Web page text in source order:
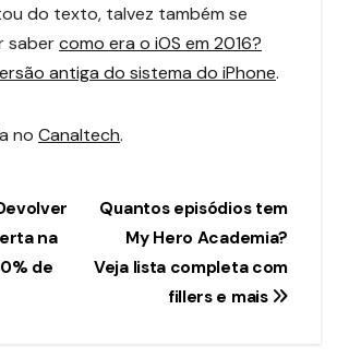
do texto, talvez também se
sabercomo era o iOS em 2016?
antiga do sistema do iPhone.
no Canaltech.
Quantos episódios tem
My Hero Academia?
Veja lista completa com
fillers e mais
na
de